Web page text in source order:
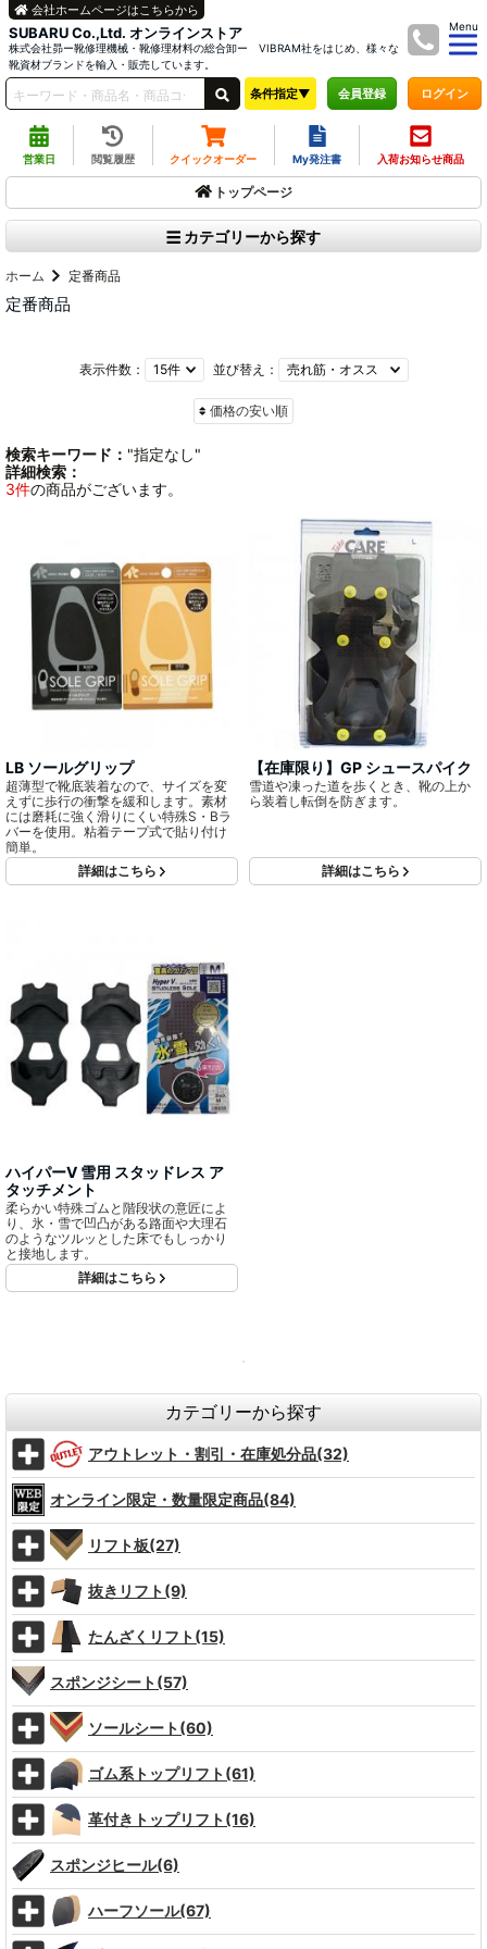
SUBARU Co.,Ltd. オンラインストア
株式会社昴ー靴修理機械・靴修理材料の総合卸ー VIBRAM社をはじめ、様々な
靴資材ブランドを輸入・販売しています。
Menu
会社ホームページはこちらから
条件指定▼ 会員登録 ログイン
営業日 閲覧履歴 クイックオーダー My発注書 入荷お知らせ商品
トップページ
カテゴリーから探す
ホーム 定番商品
定番商品
表示件数： 並び替え：
価格の安い順
検索キーワード： "指定なし"
詳細検索：
3件の商品がございます。
LB ソールグリップ
超薄型で靴底装着なので、サイズを変
えずに歩行の衝撃を緩和します。素材
には磨耗に強く滑りにくい特殊S・Bラ
バーを使用。粘着テープ式で貼り付け
簡単。
詳細はこちら
【在庫限り】GP シュースパイク
雪道や凍った道を歩くとき、靴の上か
ら装着し転倒を防ぎます。
詳細はこちら
ハイパーV 雪用 スタッドレス ア
タッチメント
柔らかい特殊ゴムと階段状の意匠によ
り、氷・雪で凹凸がある路面や大理石
のようなツルッとした床でもしっかり
と接地します。
詳細はこちら
カテゴリーから探す
アウトレット・割引・在庫処分品(32)
オンライン限定・数量限定商品(84)
リフト板(27)
抜きリフト(9)
たんざくリフト(15)
スポンジシート(57)
ソールシート(60)
ゴム系トップリフト(61)
革付きトップリフト(16)
スポンジヒール(6)
ハーフソール(67)